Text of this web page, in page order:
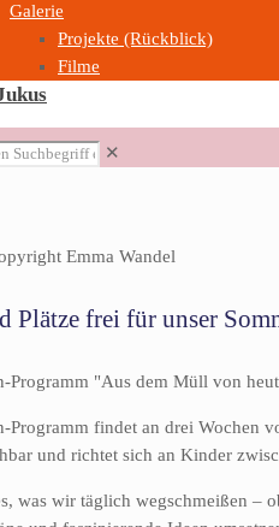
Galerie
Projekte (Rückblick)
Filme
✕
Plätze frei für unser
Programm "Aus dem Müll von
Programm findet an drei Wochen
und richtet sich an Kinder
was wir täglich wegschmeißen –